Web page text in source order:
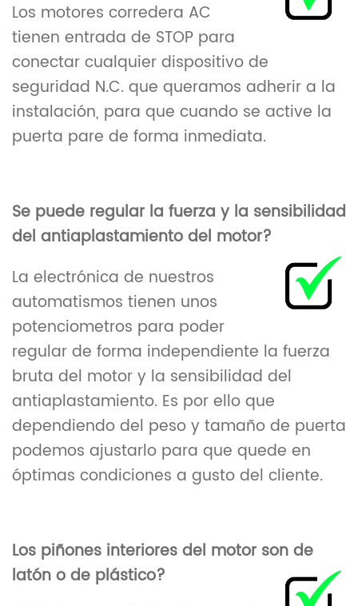
Los motores corredera AC
tienen entrada de STOP para
conectar cualquier dispositivo de
seguridad N.C. que queramos adherir a la
instalación, para que cuando se active la
puerta pare de forma inmediata.
Se puede regular la fuerza y la sensibilidad
del antiaplastamiento del motor?
La electrónica de nuestros
automatismos tienen unos
potenciometros para poder
regular de forma independiente la fuerza
bruta del motor y la sensibilidad del
antiaplastamiento. Es por ello que
dependiendo del peso y tamaño de puerta
podemos ajustarlo para que quede en
óptimas condiciones a gusto del cliente.
Los piñones interiores del motor son de
latón o de plástico?